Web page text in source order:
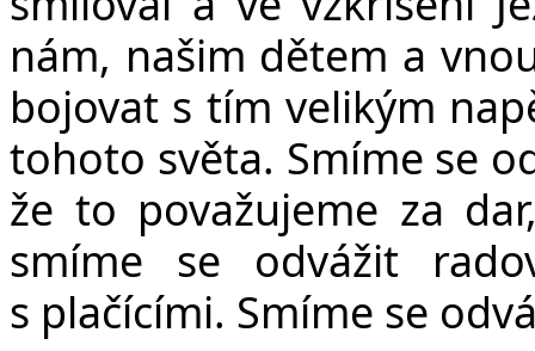
nám, našim dětem a
bojovat s tím velikým
tohoto světa. Smíme se
že to považujeme za
smíme se odvážit
s plačícími. Smíme se